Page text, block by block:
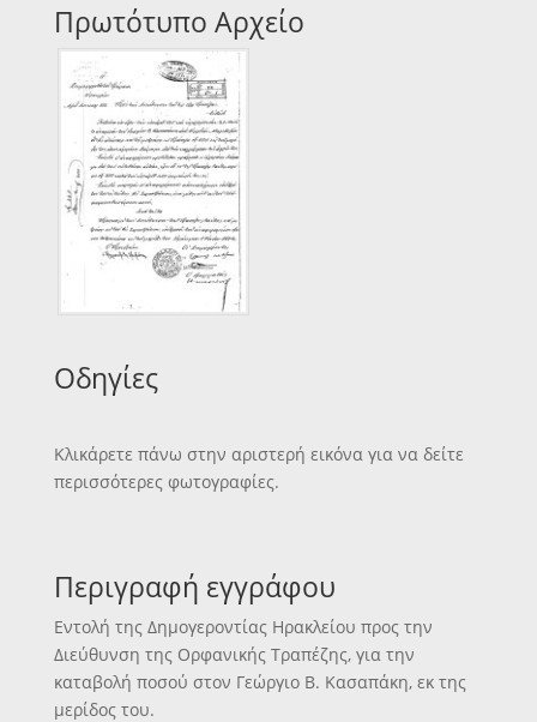
Πρωτότυπο Αρχείο
Οδηγίες
Κλικάρετε πάνω στην αριστερή εικόνα για να δείτε
περισσότερες φωτογραφίες.
Περιγραφή εγγράφου
Εντολή της Δημογεροντίας Ηρακλείου προς την
Διεύθυνση της Ορφανικής Τραπέζης, για την
καταβολή ποσού στον Γεώργιο Β. Κασαπάκη, εκ της
μερίδος του.